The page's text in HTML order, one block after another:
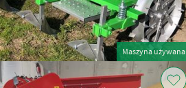
Maszyna używana